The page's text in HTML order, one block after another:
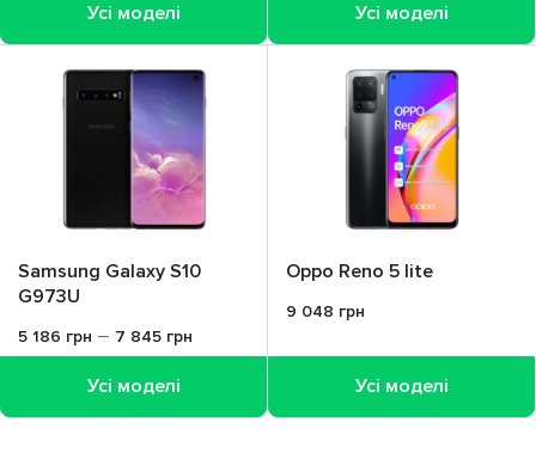
Усі моделі Усі моделі
Samsung Galaxy S10
G973U
5 186 грн – 7 845 грн
Усі моделі
Oppo Reno 5 lite
9 048 грн
Усі моделі